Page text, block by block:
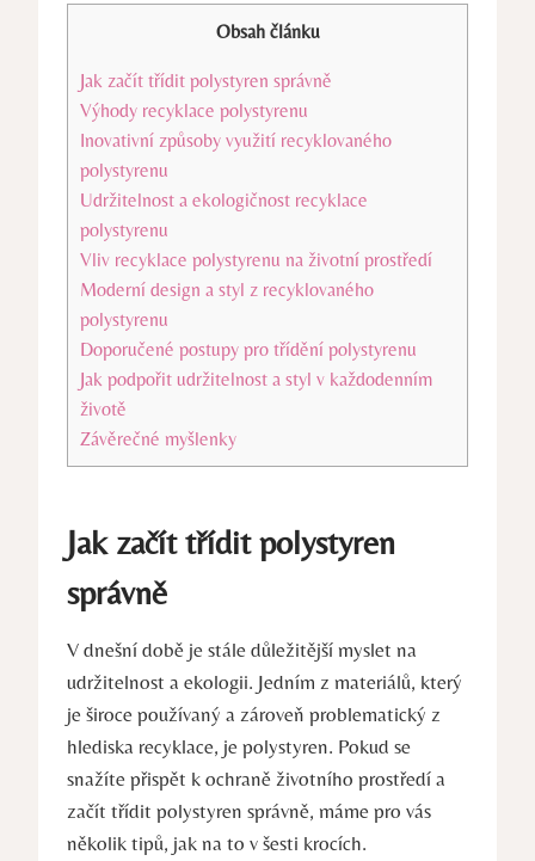
Obsah článku
Jak začít třídit polystyren správně
Výhody recyklace polystyrenu
Inovativní způsoby využití recyklovaného
polystyrenu
Udržitelnost a ekologičnost recyklace
polystyrenu
Vliv recyklace polystyrenu na životní prostředí
Moderní design a styl z recyklovaného
polystyrenu
Doporučené postupy pro třídění polystyrenu
Jak podpořit udržitelnost a styl v každodenním
životě
Závěrečné myšlenky
Jak začít třídit polystyren
správně
V dnešní době je stále důležitější myslet na
udržitelnost a ekologii. Jedním z materiálů, který
je široce používaný a zároveň problematický z
hlediska recyklace, je polystyren. Pokud se
snažíte přispět k ochraně životního prostředí a
začít třídit polystyren správně, máme pro vás
několik tipů, jak na to v šesti krocích.